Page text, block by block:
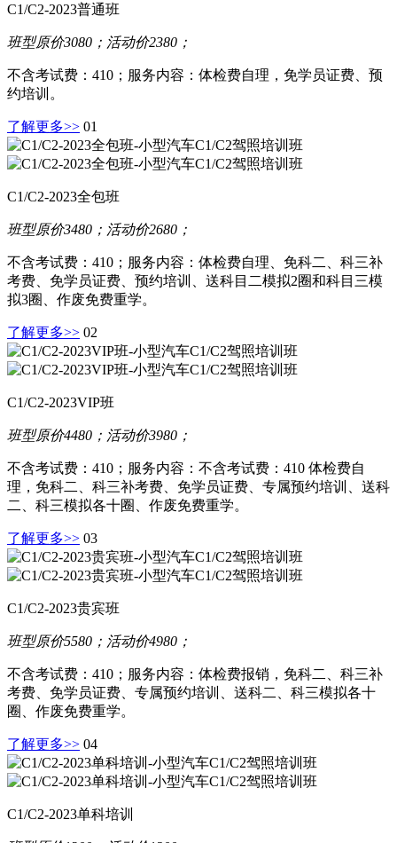
C1/C2-2023普通班
班型原价3080；活动价2380；
不含考试费：410；服务内容：体检费自理，免学员证费、预
约培训。
了解更多>> 01
C1/C2-2023全包班
班型原价3480；活动价2680；
不含考试费：410；服务内容：体检费自理、免科二、科三补
考费、免学员证费、预约培训、送科目二模拟2圈和科目三模
拟3圈、作废免费重学。
了解更多>> 02
C1/C2-2023VIP班
班型原价4480；活动价3980；
不含考试费：410；服务内容：不含考试费：410 体检费自
理，免科二、科三补考费、免学员证费、专属预约培训、送科
二、科三模拟各十圈、作废免费重学。
了解更多>> 03
C1/C2-2023贵宾班
班型原价5580；活动价4980；
不含考试费：410；服务内容：体检费报销，免科二、科三补
考费、免学员证费、专属预约培训、送科二、科三模拟各十
圈、作废免费重学。
了解更多>> 04
C1/C2-2023单科培训